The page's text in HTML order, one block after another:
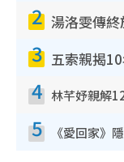
2
3
4
5